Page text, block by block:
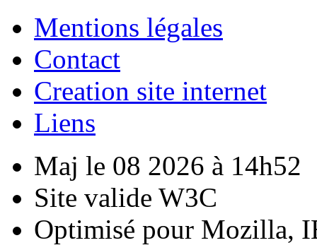
Mentions légales
Contact
Creation site internet
Liens
Maj le 08 2026 à 14h52
Site valide W3C
Optimisé pour Mozilla,